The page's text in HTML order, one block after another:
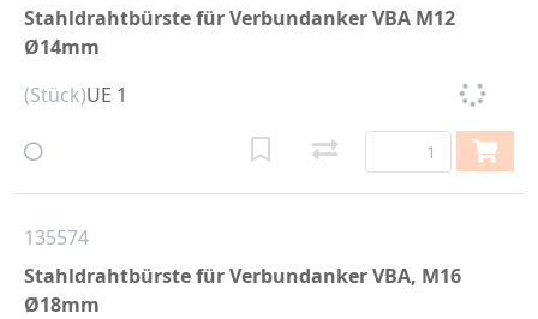
Stahldrahtbürste für Verbundanker VBA M12
Ø14mm
(Stück)UE 1
135574
Stahldrahtbürste für Verbundanker VBA, M16
Ø18mm